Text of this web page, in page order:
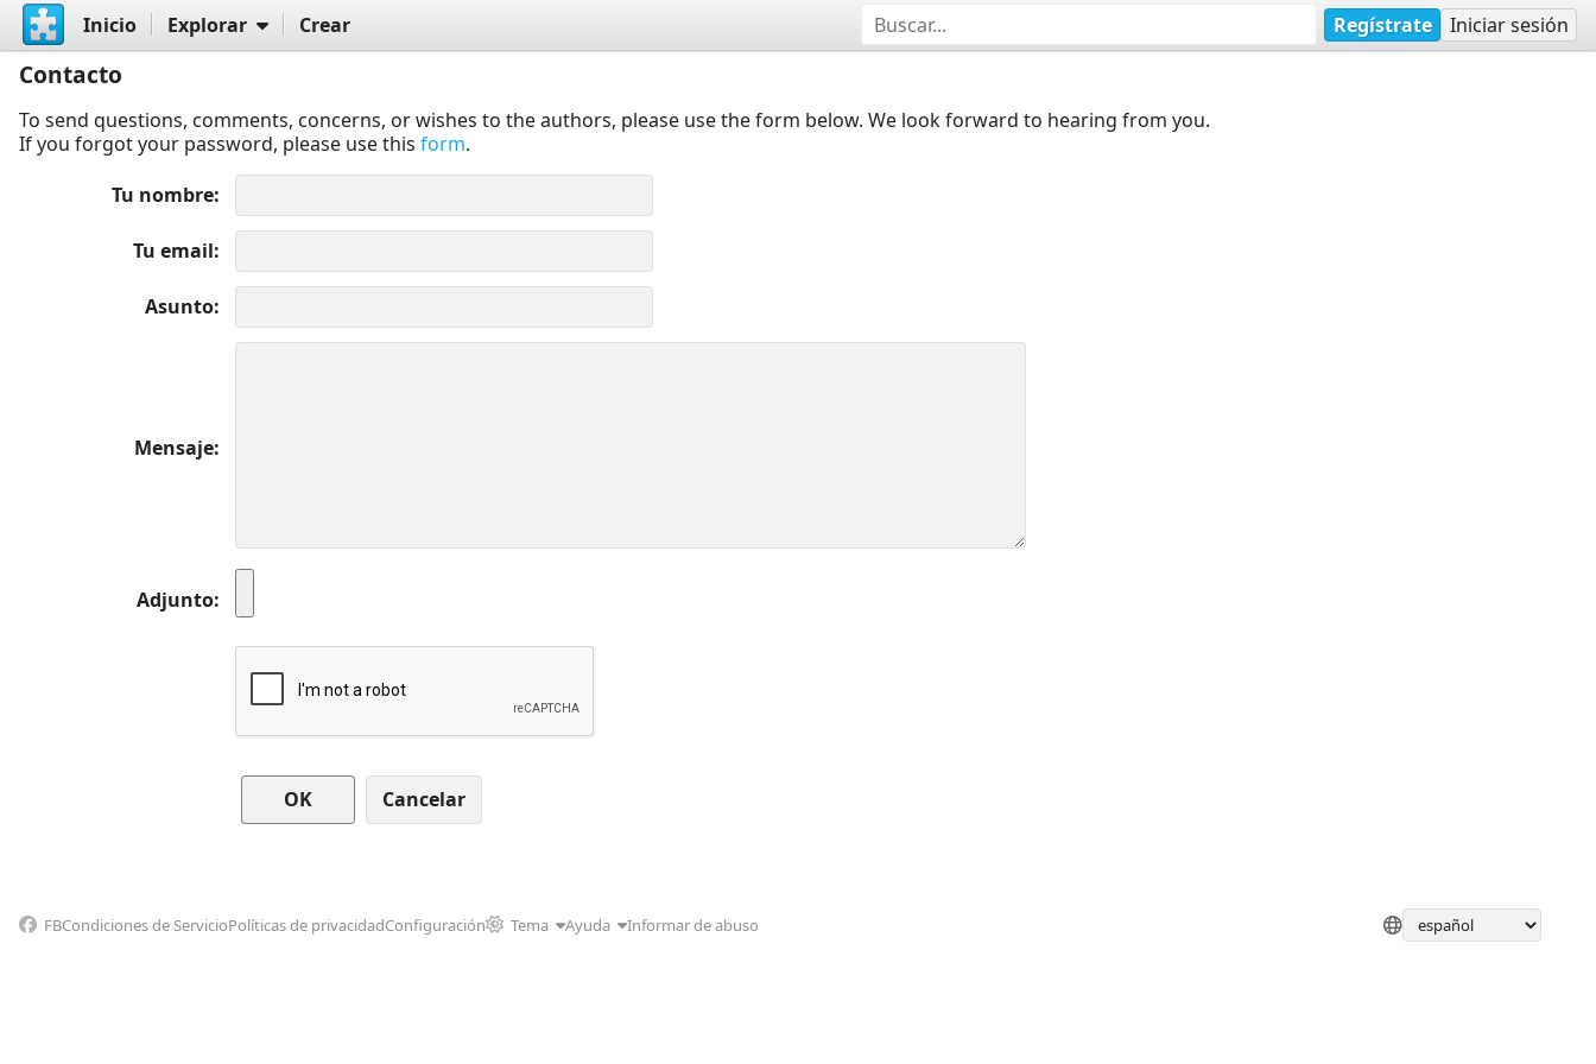
Inicio Explorar Crear Regístrate Iniciar sesión
Contacto
To send questions, comments, concerns, or wishes to the authors, please use the form below. We look forward to hearing from you.
If you forgot your password, please use this form.
Tu nombre
Tu email
Asunto
Mensaje
Adjunto
Cancelar
FBCondiciones de ServicioPolíticas de privacidadConfiguración Tema Ayuda Informar de abuso